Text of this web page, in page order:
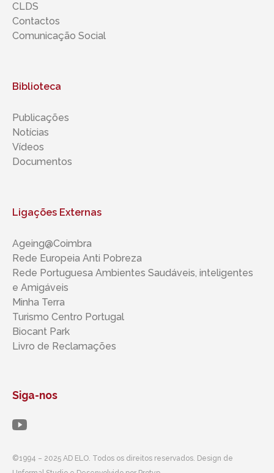
CLDS
Contactos
Comunicação Social
Biblioteca
Publicações
Notícias
Vídeos
Documentos
Ligações Externas
Ageing@Coimbra
Rede Europeia Anti Pobreza
Rede Portuguesa Ambientes Saudáveis, inteligentes ​​
e Amigáveis
Minha Terra
Turismo Centro Portugal
Biocant Park
Livro de Reclamações
Siga-nos
©1994 – 2025 AD ELO. Todos os direitos reservados. Design de